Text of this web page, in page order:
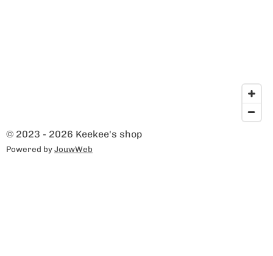
© 2023 - 2026 Keekee's shop
Powered byJouwWeb